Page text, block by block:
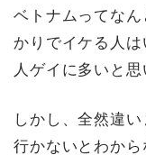
ベトナムってな
かりでイケる人
人ゲイに多いと思
しかし、全然違
行かないとわから